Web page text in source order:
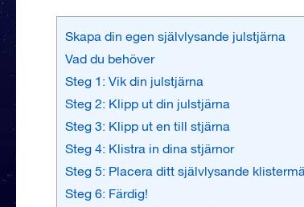
Skapa din egen självlysande julstjärna
Vad du behöver
Steg 1: Vik din julstjärna
Steg 2: Klipp ut din julstjärna
Steg 3: Klipp ut en till stjärna
Steg 4: Klistra in dina stjärnor
Steg 5: Placera ditt självlysande
Steg 6: Färdig!